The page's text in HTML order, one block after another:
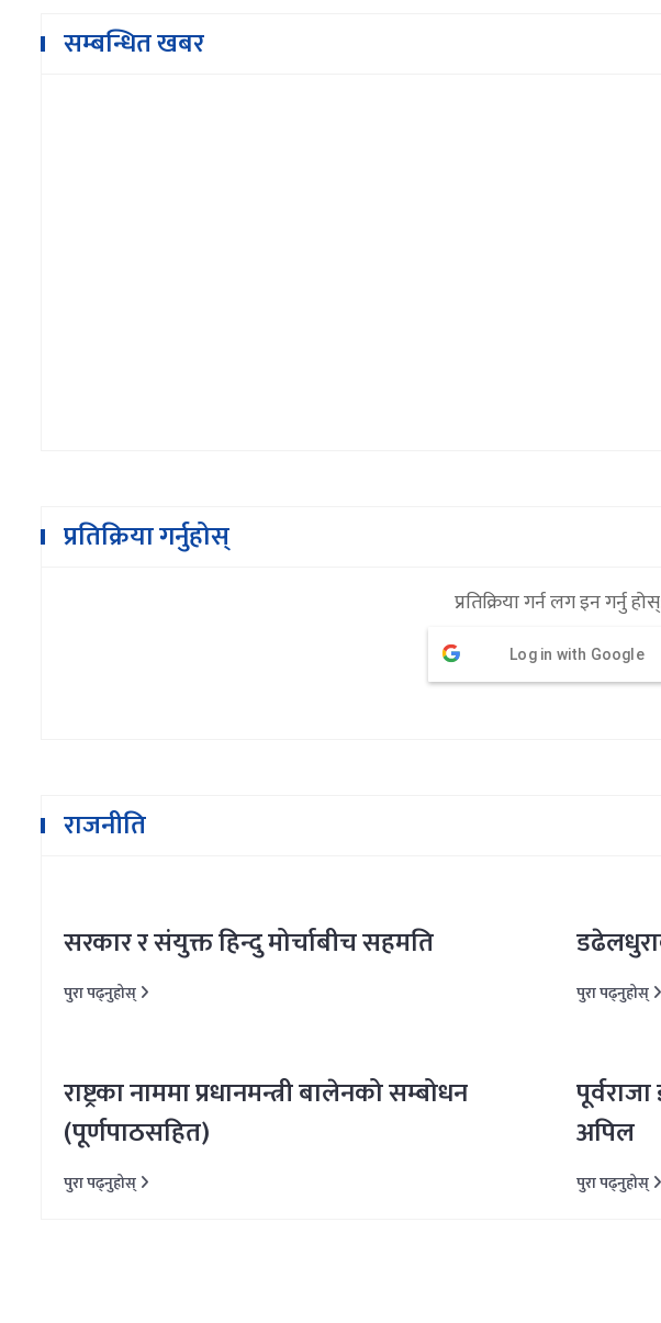
सम्बन्धित खबर
क्षमता अभिवृद्धि तालिम
प्रतिक्रिया गर्नुहोस्
प्रतिक्रिया गर्न लग इन गर्नु
Log in with Google
राजनीति
सरकार र संयुक्त हिन्दु मोर्चाबीच सहमति
पुरा पढ्नुहोस् पुरा पढ्नुहोस्
राष्ट्रका नाममा प्रधानमन्त्री बालेनको सम्बोधन
(पूर्णपाठसहित)
पुरा पढ्नुहोस्
अपिल
पुरा पढ्नुहोस्